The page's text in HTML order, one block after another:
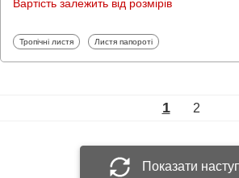
Вартість залежить від розмірів
Фотошпалери
Тропічні листя Фотошпалери
Листя папороті
1 2
Показати